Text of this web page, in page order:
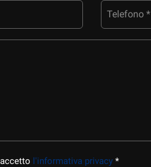
Telefono *
l'informativa privacy *